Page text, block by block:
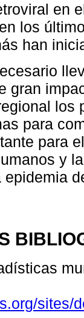
en
los
han
gran
los
para
para
y
sites/